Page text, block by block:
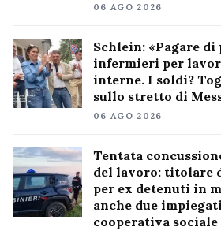
06 AGO 2026
Schlein: «Pagare di
infermieri per
interne. I soldi?
sullo stretto di
06 AGO 2026
Tentata
del lavoro: titolare
per ex detenuti in
anche due
cooperativa sociale